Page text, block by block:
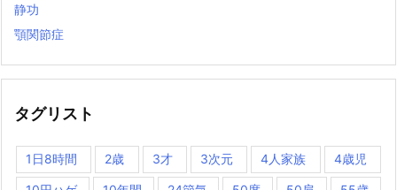
静功
顎関節症
タグリスト
1日8時間 2歳 3才 3次元 4人家族 4歳児